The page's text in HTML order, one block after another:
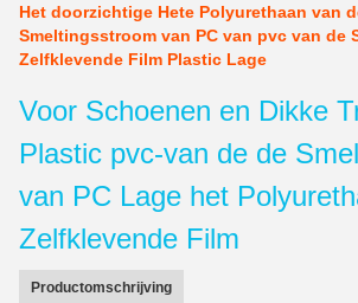
Het doorzichtige Hete Polyurethaan van
Smeltingsstroom van PC van pvc van de
Zelfklevende Film Plastic Lage
Voor Schoenen en Dikke
Plastic pvc-van de de
van PC Lage het
Zelfklevende Film
Productomschrijving